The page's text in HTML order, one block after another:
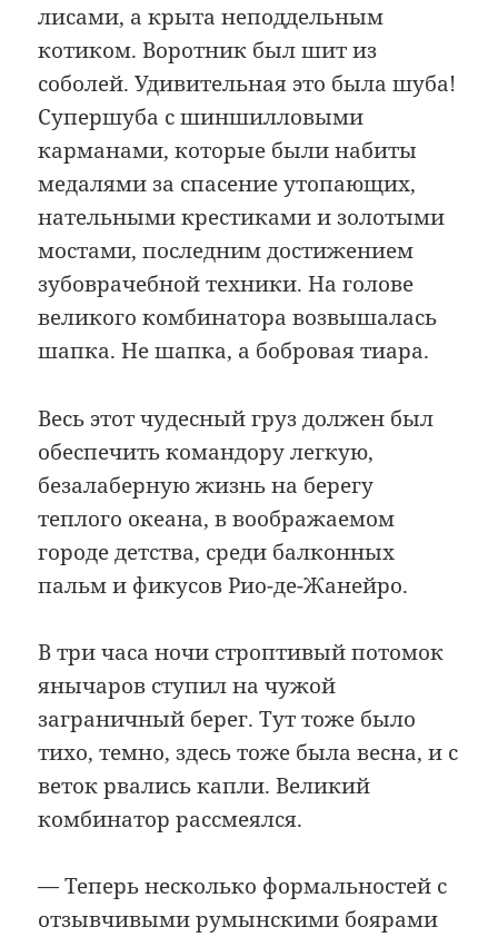
лисами, а крыта неподдельным
котиком. Воротник был шит из
соболей. Удивительная это была шуба!
Супершуба с шиншилловыми
карманами, которые были набиты
медалями за спасение утопающих,
нательными крестиками и золотыми
мостами, последним достижением
зубоврачебной техники. На голове
великого комбинатора возвышалась
шапка. Не шапка, а бобровая тиара.
Весь этот чудесный груз должен был
обеспечить командору легкую,
безалаберную жизнь на берегу
теплого океана, в воображаемом
городе детства, среди балконных
пальм и фикусов Рио-де-Жанейро.
В три часа ночи строптивый потомок
янычаров ступил на чужой
заграничный берег. Тут тоже было
тихо, темно, здесь тоже была весна, и с
веток рвались капли. Великий
комбинатор рассмеялся.
— Теперь несколько формальностей с
отзывчивыми румынскими боярами